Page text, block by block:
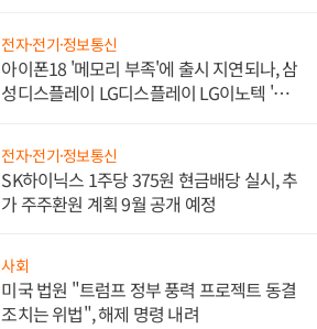
전자·전기·정보통신
아이폰18 '메모리 부족'에 출시 지연되나, 삼
성디스플레이 LG디스플레이 LG이노텍 '탈
전자·전기·정보통신
SK하이닉스 1주당 375원 현금배당 실시, 추
가 주주환원 계획 9월 공개 예정
사회
미국 법원 "트럼프 정부 풍력 프로젝트 동결
조치는 위법", 해제 명령 내려